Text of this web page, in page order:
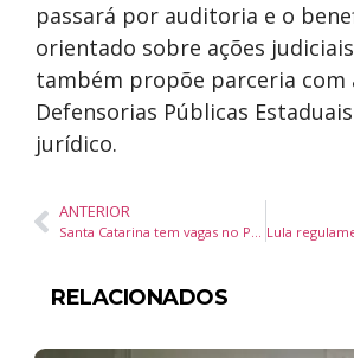
passará por auditoria e o
orientado sobre ações
também propõe parceria com
Defensorias Públicas
jurídico.
ANTERIOR
Santa Catarina tem vagas no Programa Somos Futuro 2026, que oferece bolsas de estudo e apoio psicológico a alunos do 9º ano
RELACIONADOS